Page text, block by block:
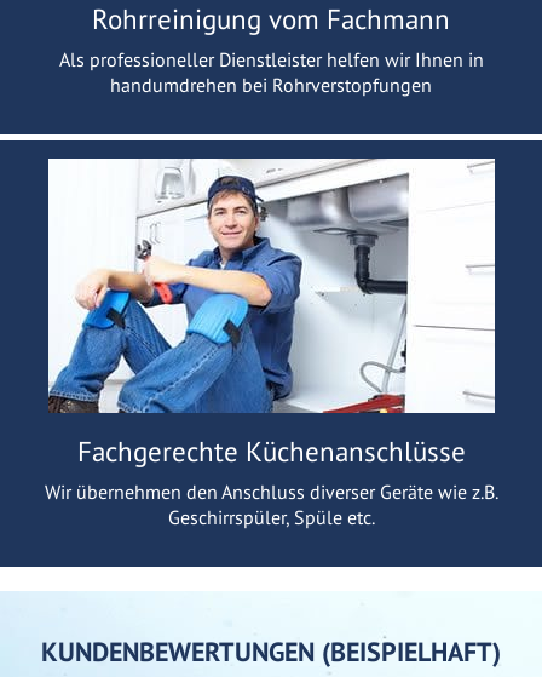
Rohrreinigung vom Fachmann
Als professioneller Dienstleister helfen wir Ihnen in
handumdrehen bei Rohrverstopfungen
Fachgerechte Küchenanschlüsse
Wir übernehmen den Anschluss diverser Geräte wie z.B.
Geschirrspüler, Spüle etc.
KUNDENBEWERTUNGEN (BEISPIELHAFT)